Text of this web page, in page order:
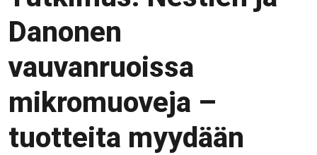
Danonen
vauvanruoissa
mikromuoveja –
tuotteita myydään